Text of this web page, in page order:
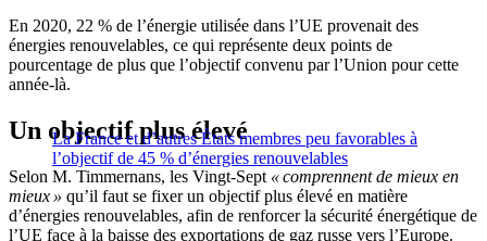
En 2020, 22 % de l’énergie utilisée dans l’UE provenait des
énergies renouvelables, ce qui représente deux points de
pourcentage de plus que l’objectif convenu par l’Union pour cette
année-là.
La France et d’autres États membres peu favorables à
l’objectif de 45 % d’énergies renouvelables
Un objectif plus élevé
Selon M. Timmernans, les Vingt-Sept « comprennent de mieux en
mieux » qu’il faut se fixer un objectif plus élevé en matière
d’énergies renouvelables, afin de renforcer la sécurité énergétique de
l’UE face à la baisse des exportations de gaz russe vers l’Europe.